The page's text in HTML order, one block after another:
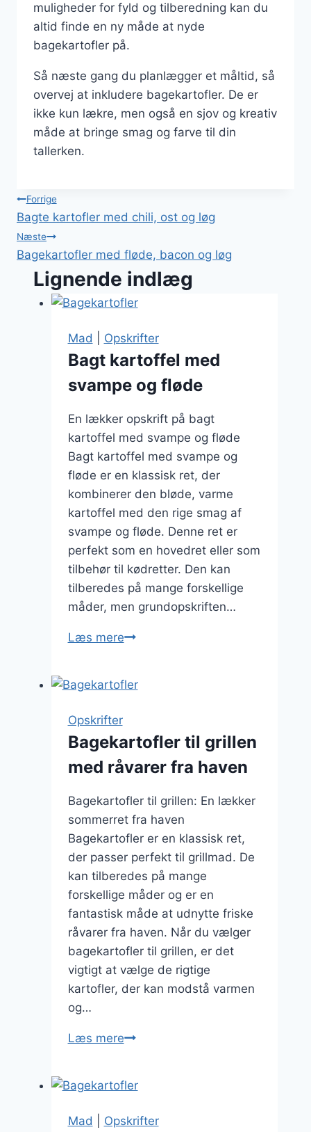
muligheder for fyld og tilberedning kan du
altid finde en ny måde at nyde
bagekartofler på.
Så næste gang du planlægger et måltid, så
overvej at inkludere bagekartofler. De er
ikke kun lækre, men også en sjov og kreativ
måde at bringe smag og farve til din
tallerken.
Indlægsnavigation
Forrige
Bagte kartofler med chili, ost og løg
Næste
Bagekartofler med fløde, bacon og løg
Lignende indlæg
Mad Opskrifter
Bagt kartoffel med
svampe og fløde
En lækker opskrift på bagt
kartoffel med svampe og fløde
Bagt kartoffel med svampe og
fløde er en klassisk ret, der
kombinerer den bløde, varme
kartoffel med den rige smag af
svampe og fløde. Denne ret er
perfekt som en hovedret eller som
tilbehør til kødretter. Den kan
tilberedes på mange forskellige
måder, men grundopskriften…
Læs mereBagt
svampe
Opskrifter
Bagekartofler til grillen
med råvarer fra haven
Bagekartofler til grillen: En lækker
sommerret fra haven
Bagekartofler er en klassisk ret,
der passer perfekt til grillmad. De
kan tilberedes på mange
forskellige måder og er en
fantastisk måde at udnytte friske
råvarer fra haven. Når du vælger
bagekartofler til grillen, er det
vigtigt at vælge de rigtige
kartofler, der kan modstå varmen
og…
Læs mereBagekartofler
med
råvarer
Mad Opskrifter